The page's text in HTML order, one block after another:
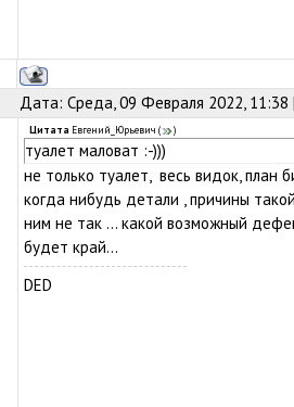
Дата: Среда, 09 Февраля 2022,
Цитата Евгений_Юрьевич ( )
туалет маловат :-)))
не только туалет, весь видок, план
когда нибудь детали , причины
ним не так ... какой возможный
будет край...
DED